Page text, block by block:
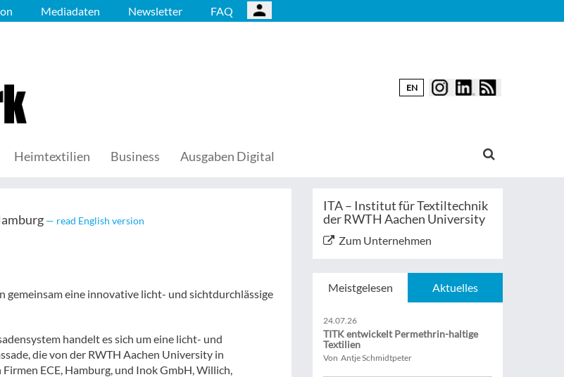
Mediadaten Newsletter FAQ
EN
Heimtextilien Business Ausgaben Digital
— read English version
gemeinsam eine innovative licht- und sichtdurchlässige
handelt es sich um eine licht- und
die von der RWTH Aachen University in
ECE, Hamburg, und Inok GmbH, Willich,
ITA – Institut für Textiltechnik
der RWTH Aachen University
Zum Unternehmen
Meistgelesen Aktuelles
24.07.26
TITK entwickelt Permethrin-haltige
Textilien
Von Antje Schmidtpeter